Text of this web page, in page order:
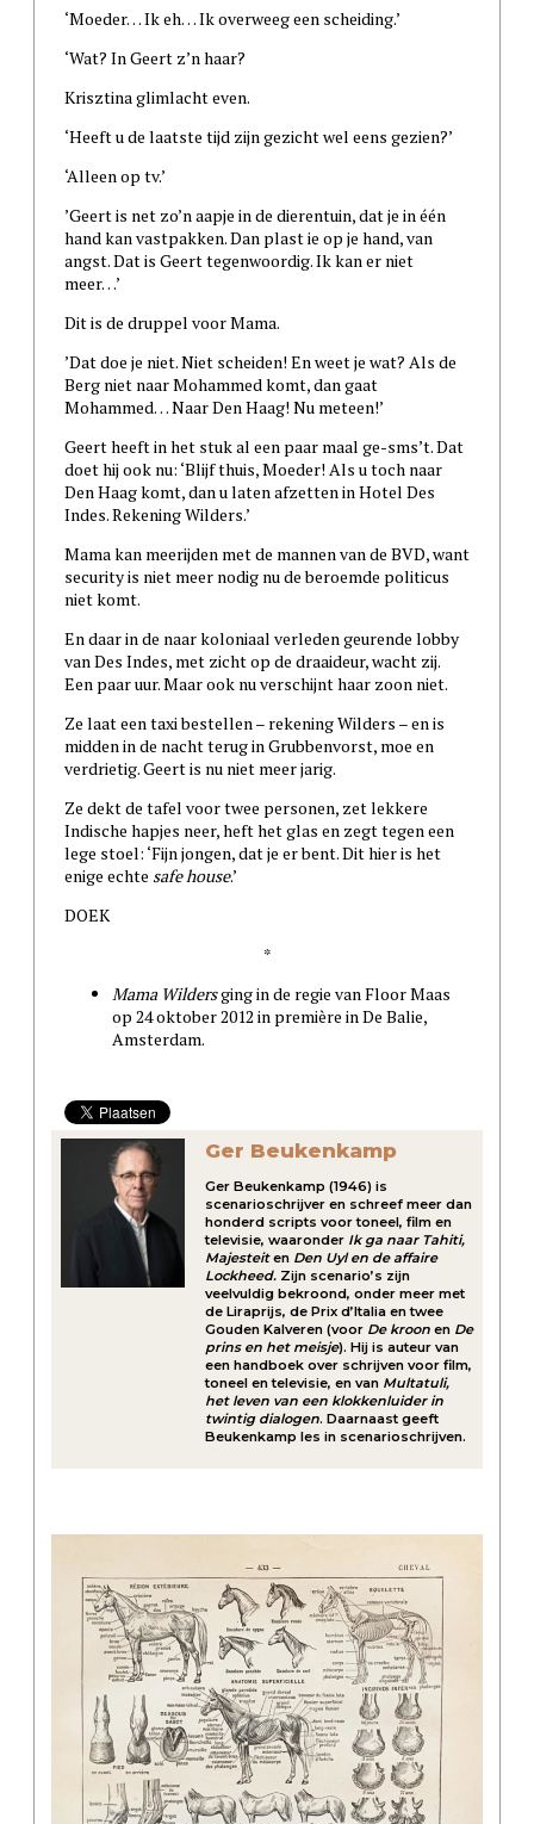
‘Moeder… Ik eh… Ik overweeg een scheiding.’
‘Wat? In Geert z’n haar?
Krisztina glimlacht even.
‘Heeft u de laatste tijd zijn gezicht wel eens gezien?’
‘Alleen op tv.’
’Geert is net zo’n aapje in de dierentuin, dat je in één
hand kan vastpakken. Dan plast ie op je hand, van
angst. Dat is Geert tegenwoordig. Ik kan er niet
meer…’
Dit is de druppel voor Mama.
’Dat doe je niet. Niet scheiden! En weet je wat? Als de
Berg niet naar Mohammed komt, dan gaat
Mohammed… Naar Den Haag! Nu meteen!’
Geert heeft in het stuk al een paar maal ge-sms’t. Dat
doet hij ook nu: ‘Blijf thuis, Moeder! Als u toch naar
Den Haag komt, dan u laten afzetten in Hotel Des
Indes. Rekening Wilders.’
Mama kan meerijden met de mannen van de BVD, want
security is niet meer nodig nu de beroemde politicus
niet komt.
En daar in de naar koloniaal verleden geurende lobby
van Des Indes, met zicht op de draaideur, wacht zij.
Een paar uur. Maar ook nu verschijnt haar zoon niet.
Ze laat een taxi bestellen – rekening Wilders – en is
midden in de nacht terug in Grubbenvorst, moe en
verdrietig. Geert is nu niet meer jarig.
Ze dekt de tafel voor twee personen, zet lekkere
Indische hapjes neer, heft het glas en zegt tegen een
lege stoel: ‘Fijn jongen, dat je er bent. Dit hier is het
enige echte safe house.’
DOEK
*
Mama Wildersging in de regie van Floor Maas
op 24 oktober 2012 in première in De Balie,
Amsterdam.
Ger Beukenkamp
Ger Beukenkamp (1946) is
scenarioschrijver en schreef meer dan
honderd scripts voor toneel, film en
televisie, waaronder Ik ga naar Tahiti,
Majesteiten Den Uyl en de affaire
Lockheed. Zijn scenario’s zijn
veelvuldig bekroond, onder meer met
de Liraprijs, de Prix d’Italia en twee
Gouden Kalveren (voor De kroon en De
prins en het meisje). Hij is auteur van
een handboek over schrijven voor film,
toneel en televisie, en van Multatuli,
het leven van een klokkenluider in
twintig dialogen. Daarnaast geeft
Beukenkamp les in scenarioschrijven.